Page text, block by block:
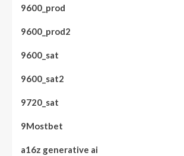
9600_prod
9600_prod2
9600_sat
9600_sat2
9720_sat
9Mostbet
a16z generative ai